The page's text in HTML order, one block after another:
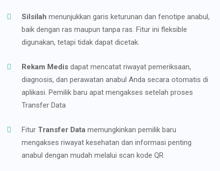
Silsilah menunjukkan garis keturunan dan fenotipe anabul,
baik dengan ras maupun tanpa ras. Fitur ini fleksible
digunakan, tetapi tidak dapat dicetak.
Rekam Medis dapat mencatat riwayat pemeriksaan,
diagnosis, dan perawatan anabul Anda secara otomatis di
aplikasi. Pemilik baru apat mengakses setelah proses
Transfer Data
Fitur Transfer Data memungkinkan pemilik baru
mengakses riwayat kesehatan dan informasi penting
anabul dengan mudah melalui scan kode QR.